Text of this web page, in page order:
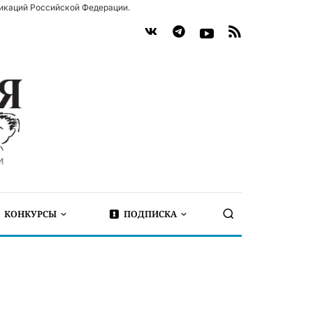
Российской Федерации.
КОНКУРСЫ ПОДПИСКА